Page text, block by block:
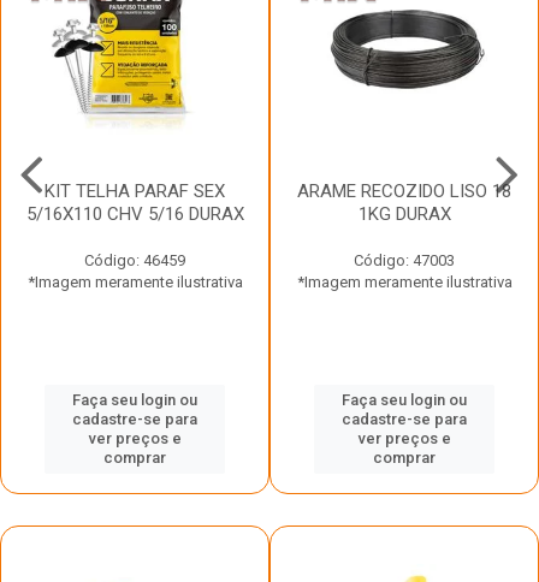
KIT TELHA PARAF SEX
5/16X110 CHV 5/16 DURAX
Código: 46459
*Imagem meramente ilustrativa
Faça seu login ou
cadastre-se para
ver preços e
comprar
ARAME RECOZIDO LISO 18
1KG DURAX
Código: 47003
*Imagem meramente ilustrativa
Faça seu login ou
cadastre-se para
ver preços e
comprar